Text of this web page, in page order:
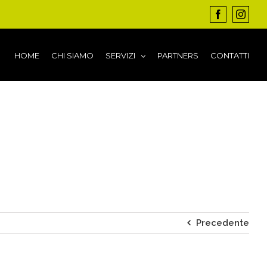
Facebook
HOME CHI SIAMO SERVIZI PARTNERS CONTATTI
Precedente